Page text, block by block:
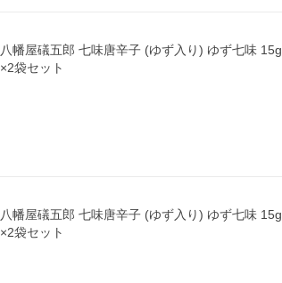
八幡屋礒五郎 七味唐辛子 (ゆず入り) ゆず七味 15g
×2袋セット
八幡屋礒五郎 七味唐辛子 (ゆず入り) ゆず七味 15g
×2袋セット